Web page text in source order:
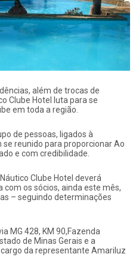
além de trocas de
Clube Hotel luta para se
em toda a região.
de pessoas, ligados à
reunido para proporcionar Ao
e com credibilidade.
Clube Hotel deverá
os sócios, ainda este mês,
– seguindo determinações
MG 428, KM 90,Fazenda
de Minas Gerais e a
da representante Amariluz